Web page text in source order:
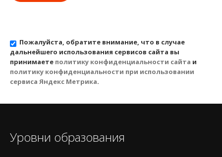
Пожалуйста, обратите внимание, что в случае
дальнейшего использования сервисов сайта вы
принимаете политику конфиденциальности сайта и
политику конфиденциальности при использовании
сервиса Яндекс Метрика.
Уровни образования